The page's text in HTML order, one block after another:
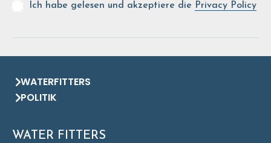
Ich habe gelesen und akzeptiere die Privacy Policy
WATERFITTERS
POLITIK
WATER FITTERS